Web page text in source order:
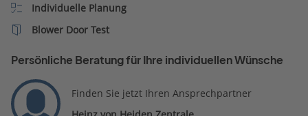
Individuelle Planung
Blower Door Test
Persönliche Beratung für Ihre individuellen Wünsche
Finden Sie jetzt Ihren Ansprechpartner